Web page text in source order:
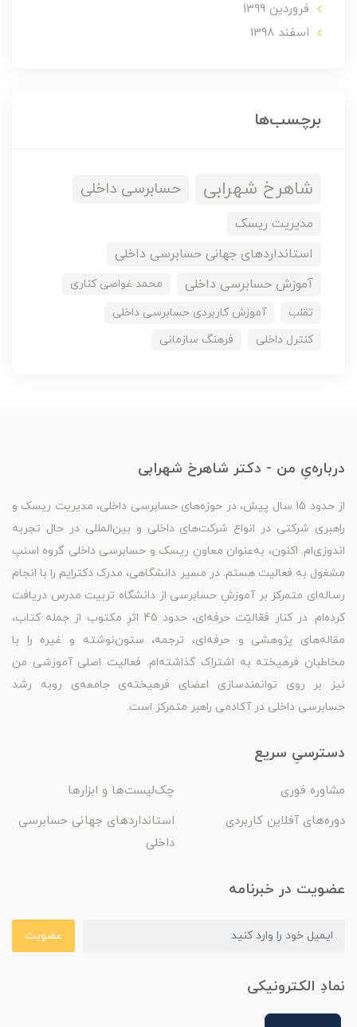
فروردین 1399
اسفند 1398
برچسب‌ها
شاهرخ شهرابی حسابرسی داخلی
مدیریت ریسک
استانداردهای جهانی حسابرسی داخلی
آموزش حسابرسی داخلی
محمد غواصی کناری
تقلب
آموزش کاربردی حسابرسی داخلی
کنترل داخلی
فرهنگ سازمانی
درباره‌یِ من - دکتر شاهرخ شهرابی
از حدود 15 سال پیش، در حوزه‌های حسابرسی داخلی، مدیریت ریسک و
راهبری شرکتی در انواع شرکت‌های داخلی و بین‌المللی در حال تجربه
اندوزی‌ام. اکنون، به‌عنوان معاونِ ریسک و حسابرسی داخلی گروه اسنپ
مشغول به فعالیت هستم. در مسیر دانشگاهی، مدرک دکترایم را با انجام
رساله‌ای متمرکز بر آموزشِ حسابرسی از دانشگاه تربیت مدرس دریافت
کرده‌ام. در کنار فعّالیّت حرفه‌ای، حدود 45 اثرِ مکتوب از جمله کتاب،
مقاله‌های پژوهشی و حرفه‌ای، ترجمه، ستون‌نوشته و غیره را با
مخاطبان فرهیخته به اشتراک گذاشته‌ام. فعالیت اصلی آموزشی من
نیز بر روی توانمندسازی اعضای فرهیخته‌ی جامعه‌ی روبه رشد
حسابرسی داخلی در آکادمی راهبر متمرکز است.
دسترسیِ سریع
مشاوره فوری
چک‌لیست‌ها و ابزارها
دوره‌های آفلاین کاربردی
استانداردهای جهانی حسابرسی
داخلی
عضویت در خبرنامه
عضویت
نمادِ الکترونیکی